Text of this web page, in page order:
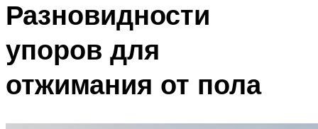
Разновидности
упоров для
отжимания от пола